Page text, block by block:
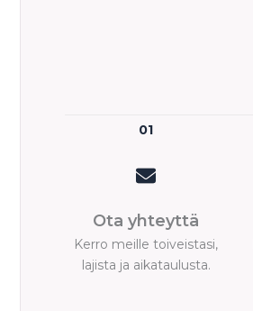
01
Ota yhteyttä
Kerro meille toiveistasi,
lajista ja aikataulusta.